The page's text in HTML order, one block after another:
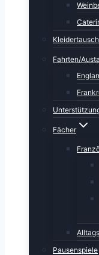
Fahrten/
Fächer
Pausenspiele